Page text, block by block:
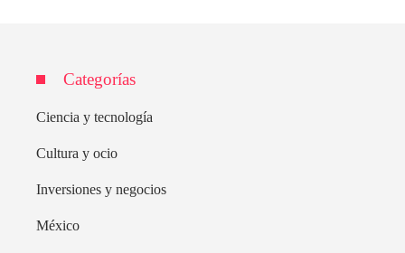
Categorías
Ciencia y tecnología
Cultura y ocio
Inversiones y negocios
México